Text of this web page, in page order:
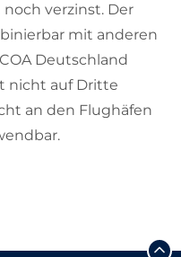
verzinst. Der
mit anderen
Deutschland
nicht auf Dritte
an den Flughäfen